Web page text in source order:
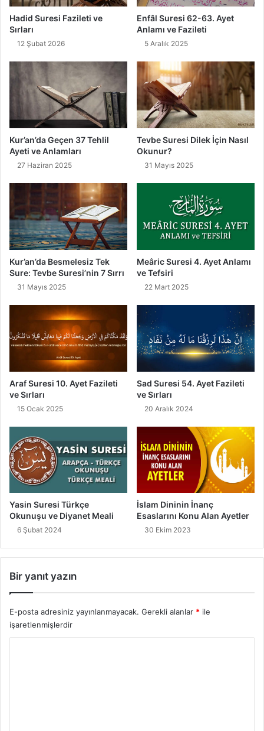
Hadid Suresi Fazileti ve
Sırları
12 Şubat 2026
Enfâl Suresi 62-63. Ayet
Anlamı ve Fazileti
5 Aralık 2025
Kur’an’da Geçen 37 Tehlil
Ayeti ve Anlamları
27 Haziran 2025
Tevbe Suresi Dilek İçin Nasıl
Okunur?
31 Mayıs 2025
Kur’an’da Besmelesiz Tek
Sure: Tevbe Suresi’nin 7 Sırrı
31 Mayıs 2025
Meâric Suresi 4. Ayet Anlamı
ve Tefsiri
22 Mart 2025
Araf Suresi 10. Ayet Fazileti
ve Sırları
15 Ocak 2025
Sad Suresi 54. Ayet Fazileti
ve Sırları
20 Aralık 2024
Yasin Suresi Türkçe
Okunuşu ve Diyanet Meali
6 Şubat 2024
İslam Dininin İnanç
Esaslarını Konu Alan Ayetler
30 Ekim 2023
Bir yanıt yazın
E-posta adresiniz yayınlanmayacak. Gerekli alanlar * ile
işaretlenmişlerdir